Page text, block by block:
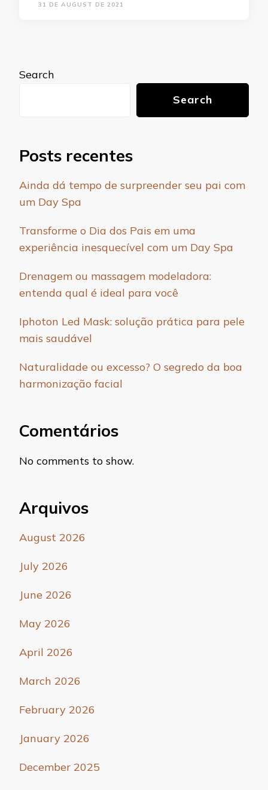
31 DE AUGUST DE 2021
Search
Search
Posts recentes
Ainda dá tempo de surpreender seu pai com
um Day Spa
Transforme o Dia dos Pais em uma
experiência inesquecível com um Day Spa
Drenagem ou massagem modeladora:
entenda qual é ideal para você
Iphoton Led Mask: solução prática para pele
mais saudável
Naturalidade ou excesso? O segredo da boa
harmonização facial
Comentários
No comments to show.
Arquivos
August 2026
July 2026
June 2026
May 2026
April 2026
March 2026
February 2026
January 2026
December 2025